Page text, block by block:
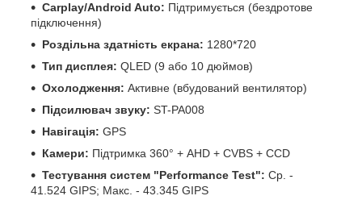
Carplay/Android Auto: Підтримується (бездротове
підключення)
Роздільна здатність екрана: 1280*720
Тип дисплея: QLED (9 або 10 дюймов)
Охолодження: Активне (вбудований вентилятор)
Підсилювач звуку: ST-PA008
Навігація: GPS
Камери: Підтримка 360° + AHD + CVBS + CCD
Тестування систем "Performance Test": Ср. -
41.524 GIPS; Макс. - 43.345 GIPS